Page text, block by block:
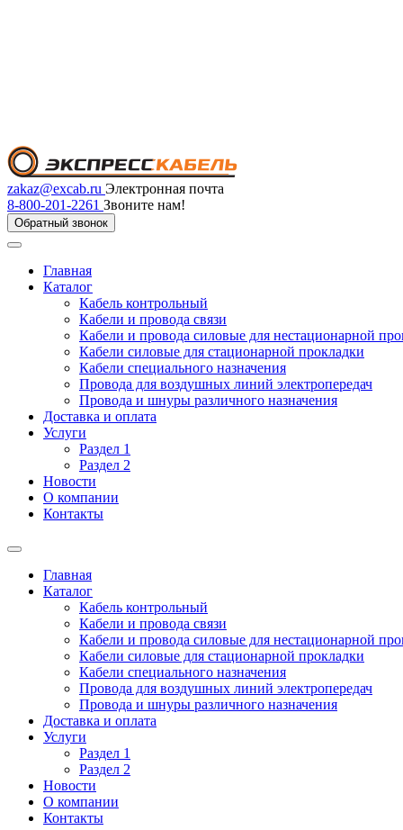
zakaz@excab.ru Электронная почта
8-800-201-2261 Звоните нам!
Обратный звонок
Главная
Каталог
Кабель контрольный
Кабели и провода связи
Кабели и провода силовые для нестационарной
Кабели силовые для стационарной прокладки
Кабели специального назначения
Провода для воздушных линий электропередач
Провода и шнуры различного назначения
Доставка и оплата
Услуги
Раздел 1
Раздел 2
Новости
О компании
Контакты
Главная
Каталог
Кабель контрольный
Кабели и провода связи
Кабели и провода силовые для нестационарной
Кабели силовые для стационарной прокладки
Кабели специального назначения
Провода для воздушных линий электропередач
Провода и шнуры различного назначения
Доставка и оплата
Услуги
Раздел 1
Раздел 2
Новости
О компании
Контакты